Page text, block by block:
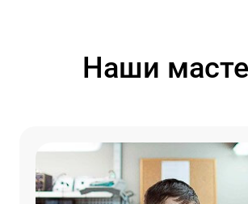
Наши